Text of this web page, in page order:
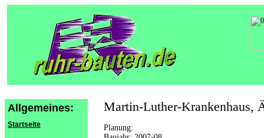
Allgemeines:
Startseite
Martin-Luther-Krankenhaus,
Planung: